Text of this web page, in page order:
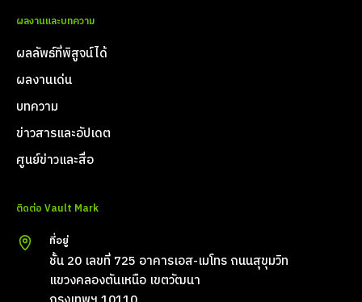
ผลงานและบทความ
ผลลัพธ์ที่พิสูจน์ได้
ผลงานเด่น
บทความ
ข่าวสารและอัปเดต
ศูนย์ข่าวและสื่อ
ติดต่อ Vault Mark
ที่อยู่
ชั้น 20 เลขที่ 725 อาคารเอส-เมโทร ถนนสุขุมวิท
แขวงคลองตันเหนือ เขตวัฒนา